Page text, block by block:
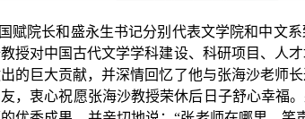
赋院长和盛永生书记分别代表文学院和中文
授对中国古代文学学科建设、科研项目、人
的巨大贡献，并深情回忆了他与张海沙老师
，衷心祝愿张海沙教授荣休后日子舒心幸福